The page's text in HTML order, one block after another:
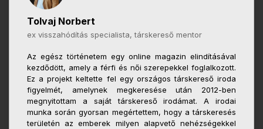
Tolvaj Norbert
ex visszahódítás specialista, társkereső mentor
Az egész történetem egy online magazin elindításával
kezdődött, amely a férfi és női szerepekkel foglalkozott.
Ez a projekt keltette fel egy országos társkereső iroda
figyelmét, amelynek megkeresése után 2012-ben
megnyitottam a saját társkereső irodámat. A irodai
munka során gyorsan megértettem, hogy a társkeresés
területén az emberek milyen alapvető nehézségekkel